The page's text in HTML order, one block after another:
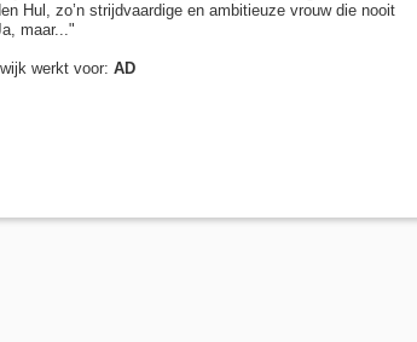
Hul, zo’n strijdvaardige en ambitieuze vrouw die nooit
maar..."
werkt voor: AD